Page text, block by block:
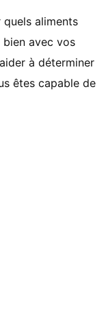
aliments
avec vos
à déterminer
êtes capable de